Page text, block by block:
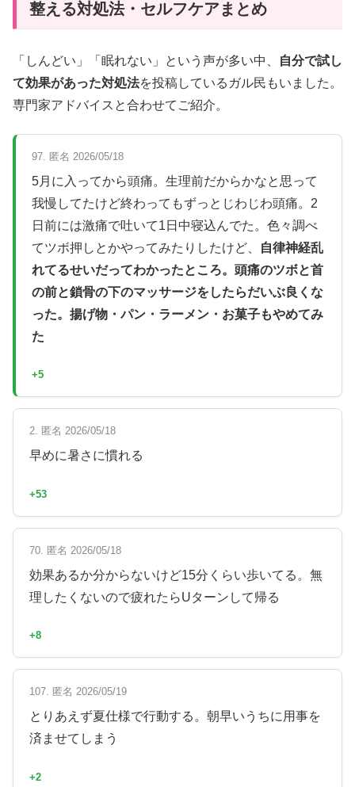
整える対処法・セルフケアまとめ
「しんどい」「眠れない」という声が多い中、
自分で試し
て効果があった対処法を投稿しているガル民もいました。
専門家アドバイスと合わせてご紹介。
97. 匿名 2026/05/18
5月に入ってから頭痛。生理前だからかなと思って
我慢してたけど終わってもずっとじわじわ頭痛。2
日前には激痛で吐いて1日中寝込んでた。色々調べ
てツボ押しとかやってみたりしたけど、
自律神経乱
れてるせいだってわかったところ。頭痛のツボと首
の前と鎖骨の下のマッサージをしたらだいぶ良くな
った。揚げ物・パン・ラーメン・お菓子もやめてみ
た
+5
2. 匿名 2026/05/18
早めに暑さに慣れる
+53
70. 匿名 2026/05/18
効果あるか分からないけど15分くらい歩いてる。無
理したくないので疲れたらUターンして帰る
+8
107. 匿名 2026/05/19
とりあえず夏仕様で行動する。朝早いうちに用事を
済ませてしまう
+2